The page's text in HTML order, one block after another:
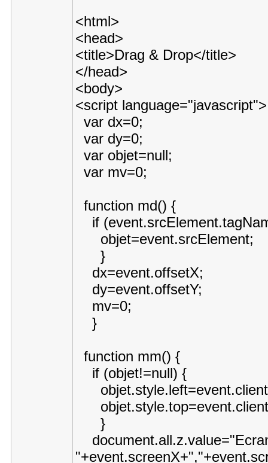
<html>
<head>
<title>Drag & Drop</title>
</head>
<body>
<script
var dx=0;
var dy=0;
var objet=null;
var mv=0;
function md() {
if
objet=event.srcElement;
}
dx=event.offsetX;
dy=event.offsetY;
mv=0;
}
function mm() {
if (objet!=null) {
}